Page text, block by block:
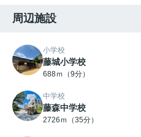
周辺施設
小学校
藤城小学校
688ｍ（9分）
中学校
藤森中学校
2726ｍ（35分）